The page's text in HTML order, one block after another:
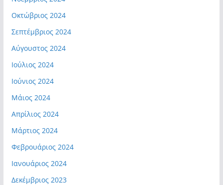
Οκτώβριος 2024
Σεπτέμβριος 2024
Αύγουστος 2024
Ιούλιος 2024
Ιούνιος 2024
Μάιος 2024
Απρίλιος 2024
Μάρτιος 2024
Φεβρουάριος 2024
Ιανουάριος 2024
Δεκέμβριος 2023